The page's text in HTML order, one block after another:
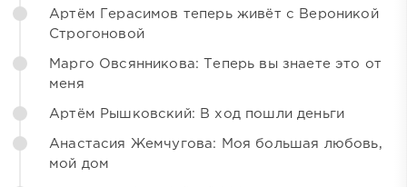
Артём Герасимов теперь живёт с Вероникой
Строгоновой
Марго Овсянникова: Теперь вы знаете это от
меня
Артём Рышковский: В ход пошли деньги
Анастасия Жемчугова: Моя большая любовь,
мой дом